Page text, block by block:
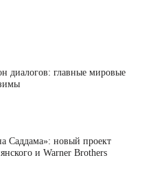
диалогов: главные мировые
Саддама»: новый проект
и Warner Brothers